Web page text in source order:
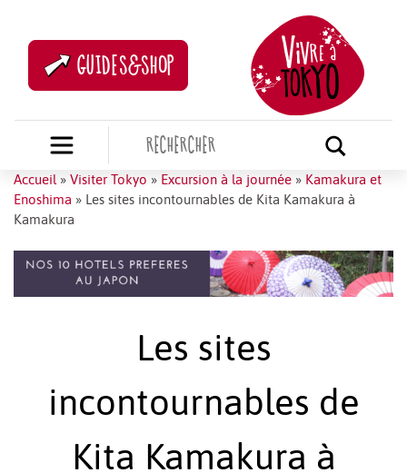
GUIDES&SHOP
Accueil » Visiter Tokyo » Excursion à la journée » Kamakura et
Enoshima » Les sites incontournables de Kita Kamakura à
Kamakura
Les sites
incontournables de
Kita Kamakura à